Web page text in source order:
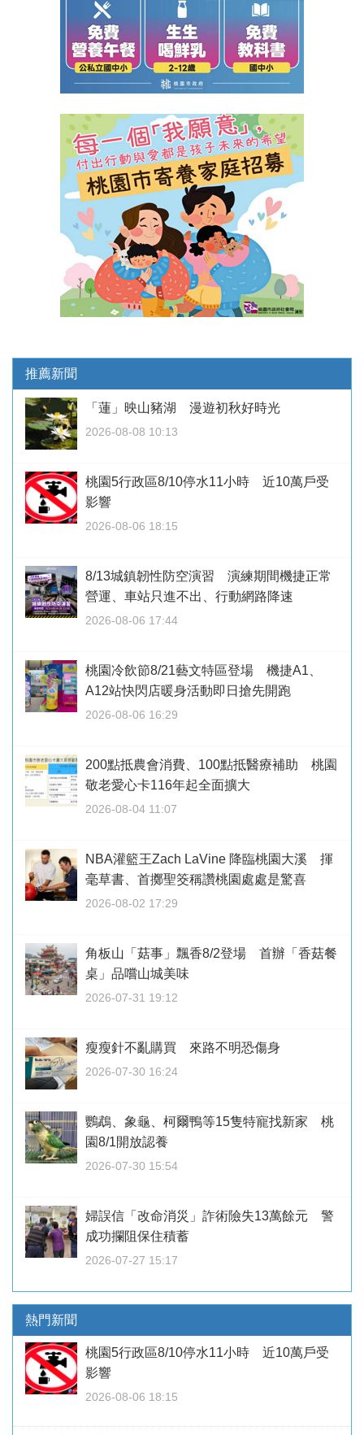
推薦新聞
「蓮」映山豬湖 漫遊初秋好時光
2026-08-08 10:13
桃園5行政區8/10停水11小時 近10萬戶受
影響
2026-08-06 18:15
8/13城鎮韌性防空演習 演練期間機捷正常
營運、車站只進不出、行動網路降速
2026-08-06 17:44
桃園冷飲節8/21藝文特區登場 機捷A1、
A12站快閃店暖身活動即日搶先開跑
2026-08-06 16:29
200點抵農會消費、100點抵醫療補助 桃園
敬老愛心卡116年起全面擴大
2026-08-04 11:07
NBA灌籃王Zach LaVine 降臨桃園大溪 揮
毫草書、首擲聖筊稱讚桃園處處是驚喜
2026-08-02 17:29
角板山「菇事」飄香8/2登場 首辦「香菇餐
桌」品嚐山城美味
2026-07-31 19:12
瘦瘦針不亂購買 來路不明恐傷身
2026-07-30 16:24
鸚鵡、象龜、柯爾鴨等15隻特寵找新家 桃
園8/1開放認養
2026-07-30 15:54
婦誤信「改命消災」詐術險失13萬餘元 警
成功攔阻保住積蓄
2026-07-27 15:17
熱門新聞
桃園5行政區8/10停水11小時 近10萬戶受
影響
2026-08-06 18:15